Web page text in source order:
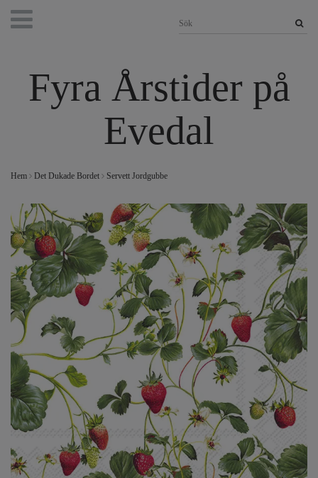
Fyra Årstider på
Evedal
Hem Det Dukade Bordet Servett Jordgubbe